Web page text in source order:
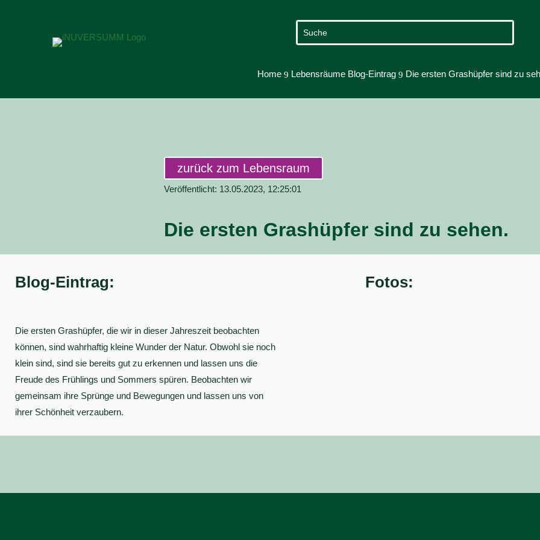
Home 9 Lebensräume Blog-Eintrag 9 Die ersten Grashüpfer sind zu
zurück zum Lebensraum
Veröffentlicht: 13.05.2023, 12:25:01
Die ersten Grashüpfer sind zu sehen.
Blog-Eintrag:
Die ersten Grashüpfer, die wir in dieser Jahreszeit beobachten
können, sind wahrhaftig kleine Wunder der Natur. Obwohl sie noch
klein sind, sind sie bereits gut zu erkennen und lassen uns die
Freude des Frühlings und Sommers spüren. Beobachten wir
gemeinsam ihre Sprünge und Bewegungen und lassen uns von
ihrer Schönheit verzaubern.
Fotos: